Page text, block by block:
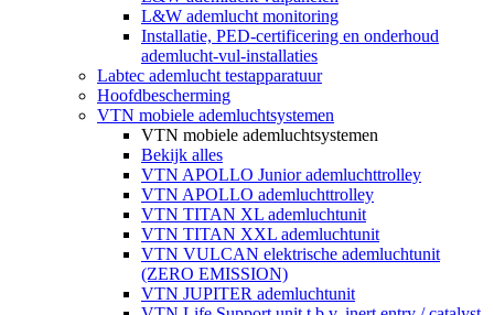
L&W ademlucht monitoring
Installatie, PED-certificering en onderhoud
ademlucht-vul-installaties
Labtec ademlucht testapparatuur
Hoofdbescherming
VTN mobiele ademluchtsystemen
VTN mobiele ademluchtsystemen
Bekijk alles
VTN APOLLO Junior ademluchttrolley
VTN APOLLO ademluchttrolley
VTN TITAN XL ademluchtunit
VTN TITAN XXL ademluchtunit
VTN VULCAN elektrische ademluchtunit
(ZERO EMISSION)
VTN JUPITER ademluchtunit